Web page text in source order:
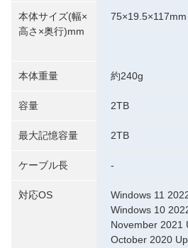
本体サイズ(幅×
高さ×奥行)mm
本体重量
容量
最大記憶容量
ケーブル長
対応OS
75×19.5×117mm
約240g
2TB
2TB
-
Windows 11
Windows 10
November 2021
October 2020